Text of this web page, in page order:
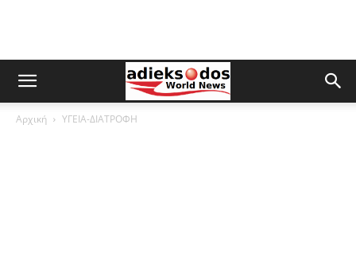
Αρχική ΥΓΕΙΑ-ΔΙΑΤΡΟΦΗ